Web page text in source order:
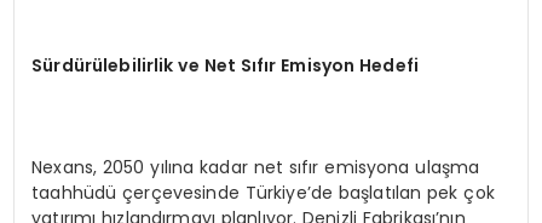
Sürdürülebilirlik ve Net Sıfır Emisyon Hedefi
Nexans, 2050 yılına kadar net sıfır emisyona ulaşma
taahhüdü çerçevesinde Türkiye’de başlatılan pek çok